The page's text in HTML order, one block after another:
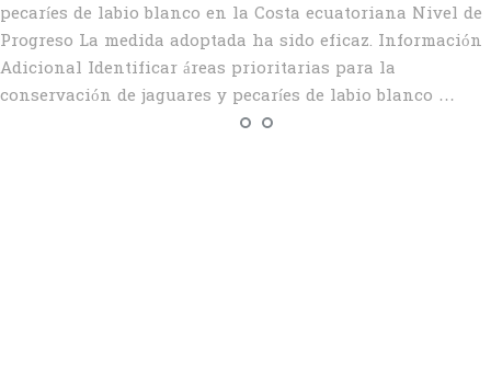
pecaríes de labio blanco en la Costa ecuatoriana Nivel de
Progreso La medida adoptada ha sido eficaz. Información
Adicional Identificar áreas prioritarias para la
conservación de jaguares y pecaríes de labio blanco …